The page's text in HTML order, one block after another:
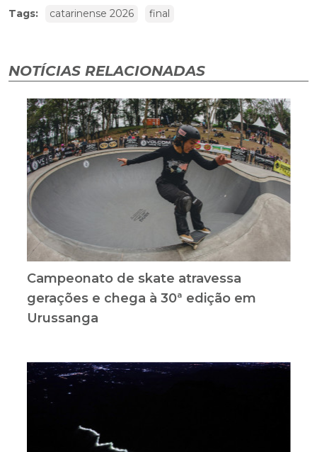
Tags: catarinense 2026 final
NOTÍCIAS RELACIONADAS
Campeonato de skate atravessa
gerações e chega à 30ª edição em
Urussanga